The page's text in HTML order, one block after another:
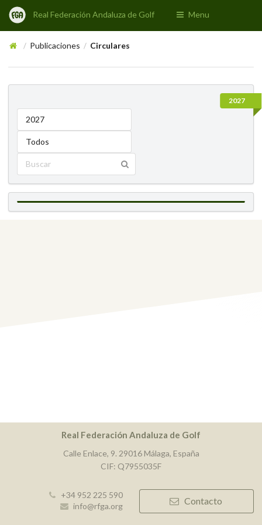
Real Federación Andaluza de Golf Menu
/ Publicaciones / Circulares
2027
2027
Todos
Real Federación Andaluza de Golf
Calle Enlace, 9. 29016 Málaga, España
CIF: Q7955035F
+34 952 225 590
info@rfga.org
Contacto